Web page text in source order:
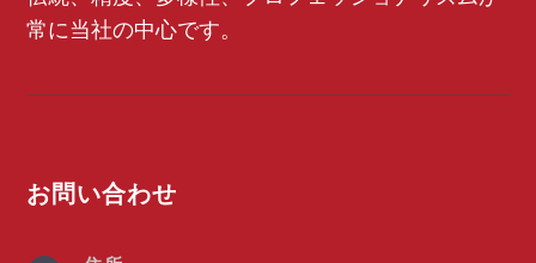
常に当社の中心です。
お問い合わせ